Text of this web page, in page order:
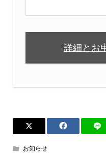
詳細とお
お知らせ